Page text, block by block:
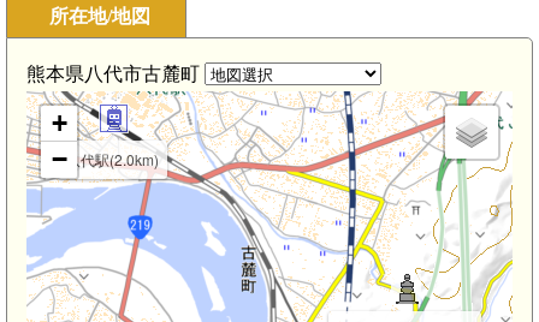
所在地/地図
熊本県八代市古麓町
八代駅(2.0km)
+
−